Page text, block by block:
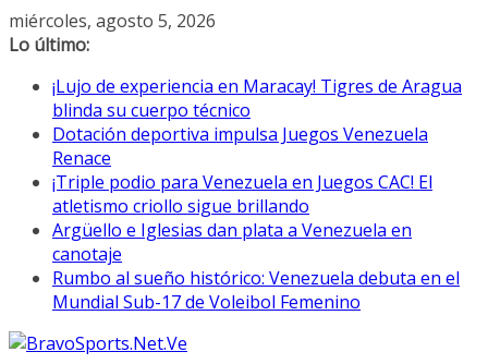
Saltar
al
miércoles, agosto 5, 2026
Lo último:
¡Lujo de experiencia en Maracay! Tigres de Aragua
blinda su cuerpo técnico
Dotación deportiva impulsa Juegos Venezuela
Renace
¡Triple podio para Venezuela en Juegos CAC! El
atletismo criollo sigue brillando
Argüello e Iglesias dan plata a Venezuela en
canotaje
Rumbo al sueño histórico: Venezuela debuta en el
Mundial Sub-17 de Voleibol Femenino